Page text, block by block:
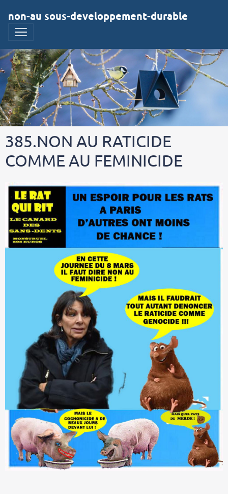
non-au sous-developpement-durable
385.NON AU RATICIDE
COMME AU FEMINICIDE